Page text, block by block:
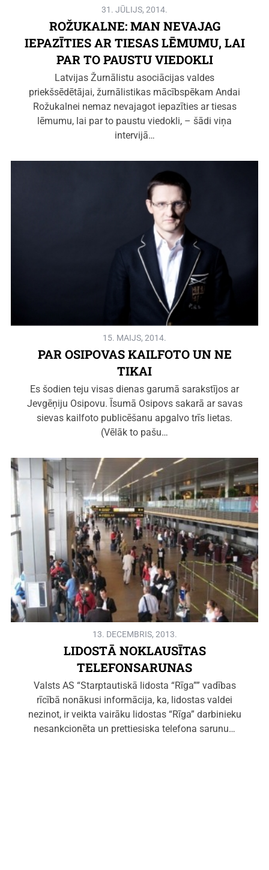
31. JŪLIJS, 2014.
ROŽUKALNE: MAN NEVAJAG
IEPAZĪTIES AR TIESAS LĒMUMU, LAI
PAR TO PAUSTU VIEDOKLI
Latvijas Žurnālistu asociācijas valdes
priekšsēdētājai, žurnālistikas mācībspēkam Andai
Rožukalnei nemaz nevajagot iepazīties ar tiesas
lēmumu, lai par to paustu viedokli, – šādi viņa
intervijā…
15. MAIJS, 2014.
PAR OSIPOVAS KAILFOTO UN NE
TIKAI
Es šodien teju visas dienas garumā sarakstījos ar
Jevgēņiju Osipovu. Īsumā Osipovs sakarā ar savas
sievas kailfoto publicēšanu apgalvo trīs lietas.
(Vēlāk to pašu…
13. DECEMBRIS, 2013.
LIDOSTĀ NOKLAUSĪTAS
TELEFONSARUNAS
Valsts AS “Starptautiskā lidosta “Rīga”” vadības
rīcībā nonākusi informācija, ka, lidostas valdei
nezinot, ir veikta vairāku lidostas “Rīga” darbinieku
nesankcionēta un prettiesiska telefona sarunu…